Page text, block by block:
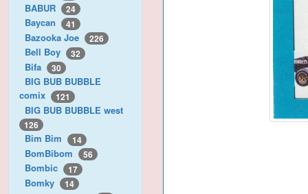
BABUR 24
Baycan 41
Bazooka Joe 226
Bell Boy 32
Bifa 30
BIG BUB BUBBLE
comix
121
BIG BUB BUBBLE west
126
Bim Bim 14
BomBibom 56
Bombic 17
Bomky 14